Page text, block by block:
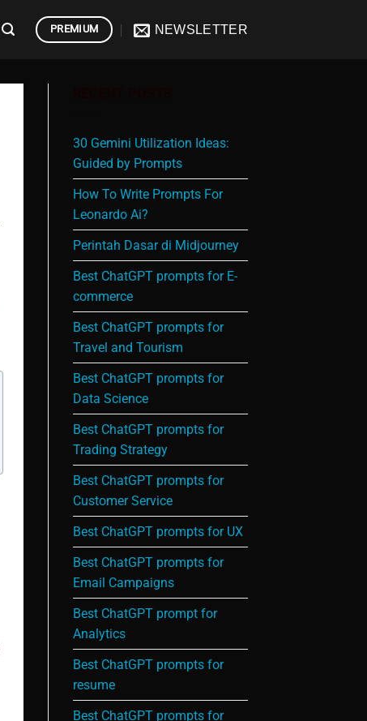
PREMIUM NEWSLETTER
30 Gemini Utilization Ideas:
Guided by Prompts
How To Write Prompts For
Leonardo Ai?
Perintah Dasar di Midjourney
Best ChatGPT prompts for E-
commerce
Best ChatGPT prompts for
Travel and Tourism
Best ChatGPT prompts for
Data Science
Best ChatGPT prompts for
Trading Strategy
Best ChatGPT prompts for
Customer Service
Best ChatGPT prompts for UX
Best ChatGPT prompts for
Email Campaigns
Best ChatGPT prompt for
Analytics
Best ChatGPT prompts for
resume
Best ChatGPT prompts for